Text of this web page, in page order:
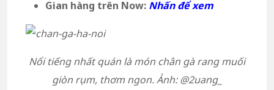
Gian hàng trên Now: Nhấn để xem
Nổi tiếng nhất quán là món chân gà rang muối
giòn rụm, thơm ngon. Ảnh: @2uang_